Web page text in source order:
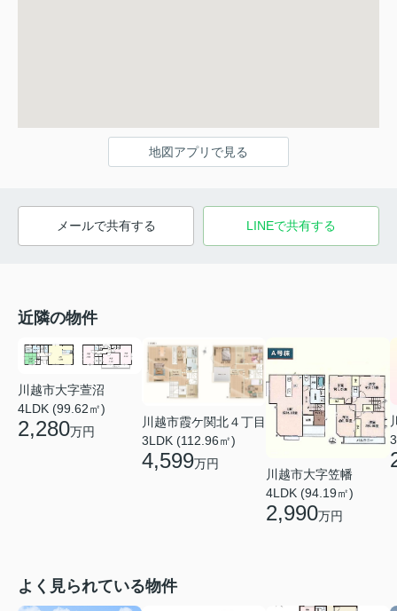
地図アプリで見る
メールで共有する LINEで共有する
近隣の物件
川越市大字萱沼
4LDK (99.62㎡)
2,280万円
川越市霞ケ関北４丁目
3LDK (112.96㎡)
4,599万円
川越市大字笠幡
4LDK (94.19㎡)
2,990万円
よく見られている物件